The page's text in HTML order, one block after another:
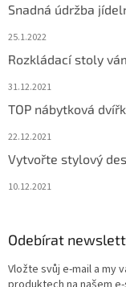
Snadná údržba
25.1.2022
Rozkládací stoly
31.12.2021
TOP nábytková
22.12.2021
Vytvořte stylový
10.12.2021
Odebírat
Vložte svůj e-mail a my